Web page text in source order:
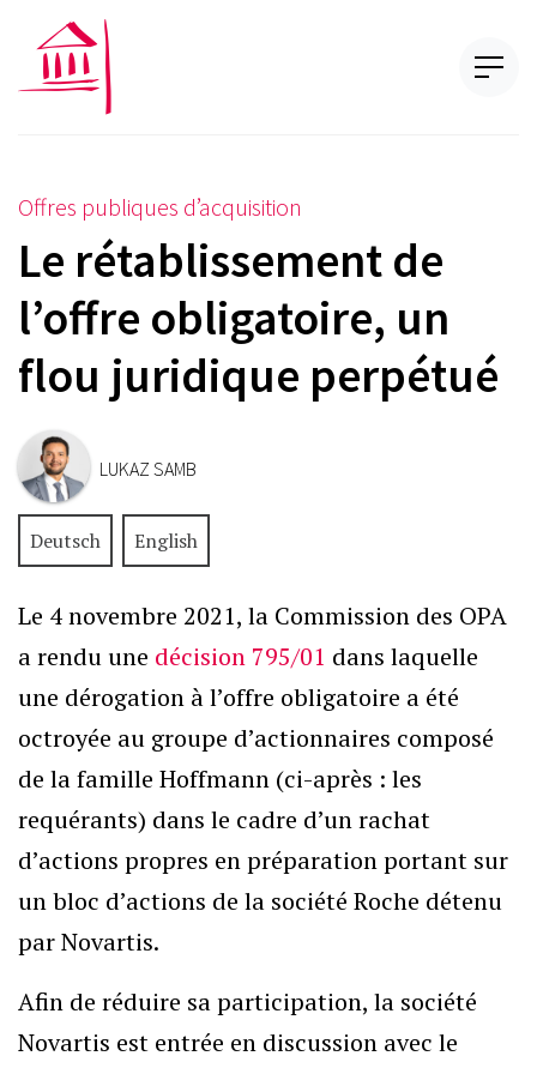
Offres publiques d’acquisition
Le rétablissement de
l’offre obligatoire, un
flou juridique perpétué
LUKAZ SAMB
Deutsch English
Le 4 novembre 2021, la Commission des OPA
a rendu une décision 795/01 dans laquelle
une dérogation à l’offre obligatoire a été
octroyée au groupe d’actionnaires composé
de la famille Hoffmann (ci-après : les
requérants) dans le cadre d’un rachat
d’actions propres en préparation portant sur
un bloc d’actions de la société Roche détenu
par Novartis.
Afin de réduire sa participation, la société
Novartis est entrée en discussion avec le